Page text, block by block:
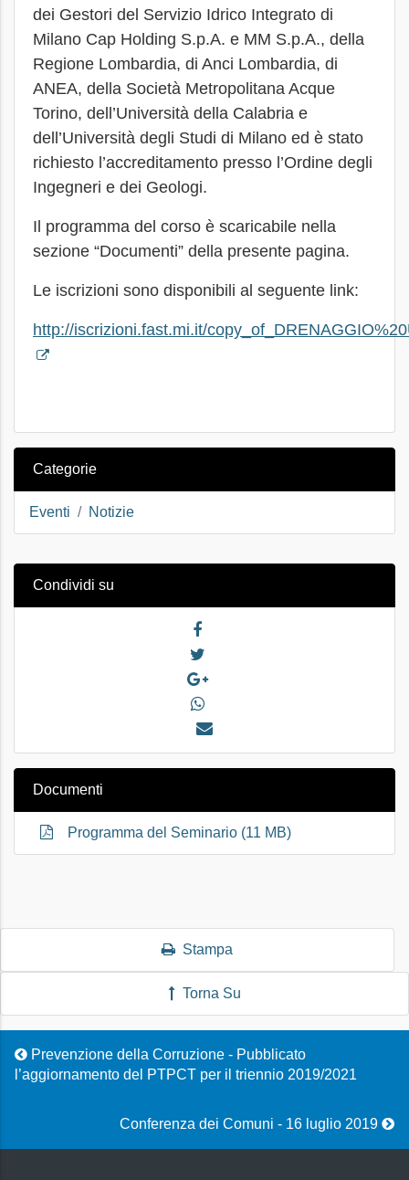
dei Gestori del Servizio Idrico Integrato di
Milano Cap Holding S.p.A. e MM S.p.A., della
Regione Lombardia, di Anci Lombardia, di
ANEA, della Società Metropolitana Acque
Torino, dell’Università della Calabria e
dell’Università degli Studi di Milano ed è stato
richiesto l’accreditamento presso l’Ordine degli
Ingegneri e dei Geologi.
Il programma del corso è scaricabile nella
sezione “Documenti” della presente pagina.
Le iscrizioni sono disponibili al seguente link:
http://iscrizioni.fast.mi.it/
Categorie
Eventi Notizie
Condividi su
Documenti
Programma del Seminario (11 MB)
Stampa
Torna Su
Prevenzione della Corruzione - Pubblicato
l’aggiornamento del PTPCT per il triennio 2019/2021
Conferenza dei Comuni - 16 luglio 2019